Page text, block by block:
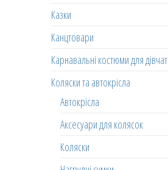
Казки
Канцтовари
Карнавальні костюми для дівчат
Коляски та автокрісла
Автокрісла
Аксесуари для колясок
Коляски